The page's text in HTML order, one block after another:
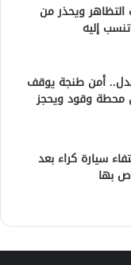
التظاهر ويحذر من
إليه
أمن طنجة يوقف
محطة وقود ويحجز
سيارة كراء بعد